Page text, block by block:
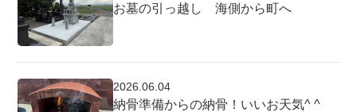
お墓の引っ越し 海側から町へ
2026.06.04
納骨準備からの納骨！いいお天気^ ^